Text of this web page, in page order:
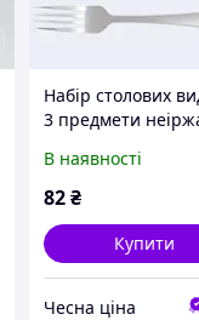
Набір столових
3 предмети
MR-1521-3DF
В наявності
82₴
Купити
Чесна ціна